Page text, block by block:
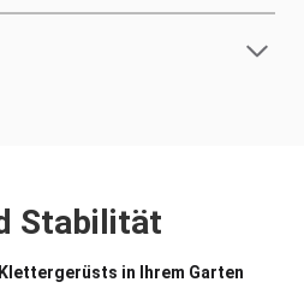
Stabilität
in Ihrem Garten